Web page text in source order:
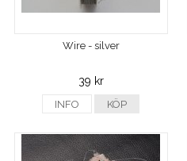
Wire - silver
39 kr
INFO KÖP